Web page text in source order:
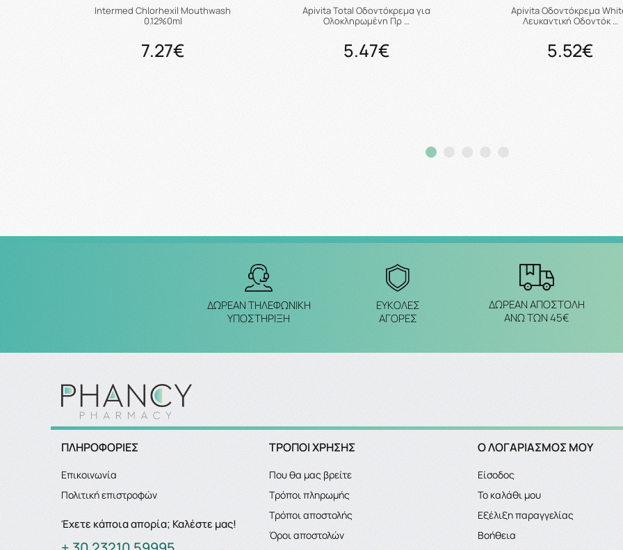
Intermed Chlorhexil Mouthwash
0.12%0ml
7.27€
Apivita Total Οδοντόκρεμα για
Ολοκληρωμένη Πρ …
5.47€
Apivita Οδοντόκρεμα
Λευκαντική Οδοντόκ …
5.52€
ΔΩΡΕΑΝ ΤΗΛΕΦΩΝΙΚΗ
ΥΠΟΣΤΗΡΙΞΗ
ΕΥΚΟΛΕΣ
ΑΓΟΡΕΣ
ΔΩΡΕΑΝ ΑΠΟΣΤΟΛΗ
ΑΝΩ ΤΩΝ 45€
ΠΛΗΡΟΦΟΡΙΕΣ
Επικοινωνία
Πολιτική επιστροφών
Έχετε κάποια απορία; Καλέστε μας!
ΤΡΟΠΟΙ ΧΡΗΣΗΣ
Που θα μας βρείτε
Τρόποι πληρωμής
Τρόποι αποστολής
Όροι αποστολών
Ο ΛΟΓΑΡΙΑΣΜΌΣ ΜΟΥ
Είσοδος
Το καλάθι μου
Εξέλιξη παραγγελίας
Βοήθεια